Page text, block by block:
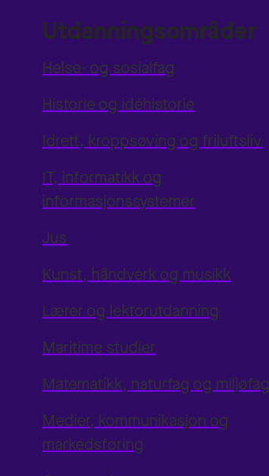
Utdanningsområder
Helse- og sosialfag
Historie og idéhistorie
Idrett, kroppsøving og friluftsliv
IT, informatikk og
informasjonssystemer
Jus
Kunst, håndverk og musikk
Lærer og lektorutdanning
Maritime studier
Matematikk, naturfag og miljøfag
Medier, kommunikasjon og
markedsføring